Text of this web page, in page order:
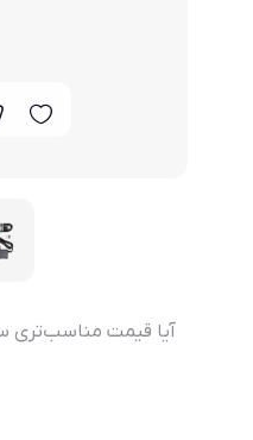
جــــــــــــــعـــــــبـه
آیا قیمت مناسب‌تری